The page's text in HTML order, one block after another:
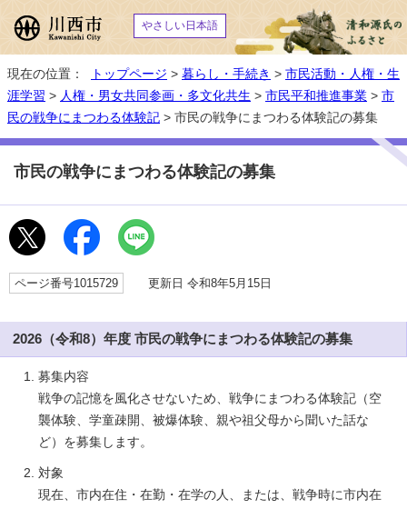
やさしい日本語
現在の位置： トップページ > 暮らし・手続き > 市民活動・人権・生
涯学習 > 人権・男女共同参画・多文化共生 > 市民平和推進事業 > 市
民の戦争にまつわる体験記 > 市民の戦争にまつわる体験記の募集
市民の戦争にまつわる体験記の募集
ページ番号1015729 更新日 令和8年5月15日
2026（令和8）年度 市民の戦争にまつわる体験記の募集
募集内容
戦争の記憶を風化させないため、戦争にまつわる体験記（空
襲体験、学童疎開、被爆体験、親や祖父母から聞いた話な
ど）を募集します。
対象
現在、市内在住・在勤・在学の人、または、戦争時に市内在